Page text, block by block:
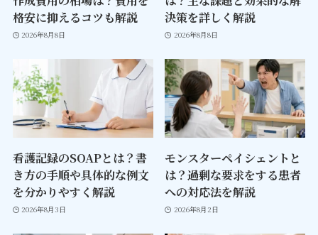
格安に抑えるコツも解説
2026年8月8日
決策を詳しく解説
2026年8月8日
看護記録のSOAPとは？書
き方の手順や具体的な例文
を分かりやすく解説
2026年8月3日
モンスターペイシェントと
は？過剰な要求をする患者
への対応法を解説
2026年8月2日